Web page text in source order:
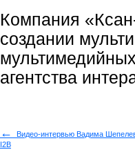
Компания
создании
агентства
←
Видео-интервью Вадима
I2B